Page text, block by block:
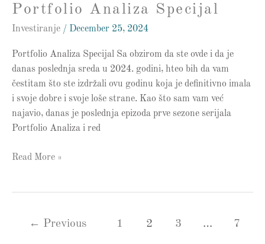
Portfolio Analiza Specijal
Investiranje / December 25, 2024
Portfolio Analiza Specijal Sa obzirom da ste ovde i da je
danas poslednja sreda u 2024. godini, hteo bih da vam
čestitam što ste izdržali ovu godinu koja je definitivno imala
i svoje dobre i svoje loše strane. Kao što sam vam već
najavio, danas je poslednja epizoda prve sezone serijala
Portfolio Analiza i red
Read More »
← Previous 1 2 3 … 7